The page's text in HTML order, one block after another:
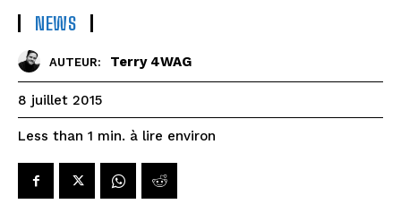
NEWS
AUTEUR: Terry 4WAG
8 juillet 2015
Less than 1 min. à lire environ